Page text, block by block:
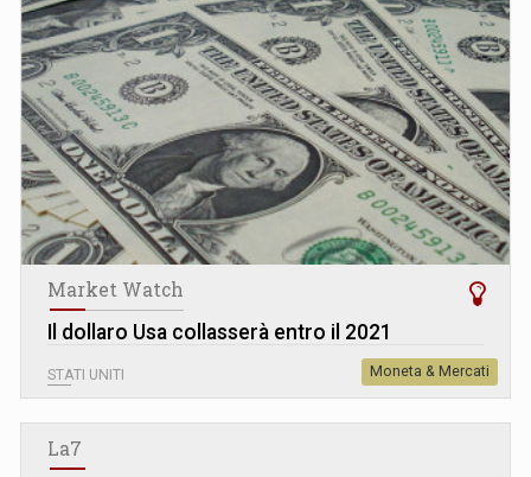
Market Watch
Il dollaro Usa collasserà entro il 2021
STATI UNITI Moneta & Mercati
La7